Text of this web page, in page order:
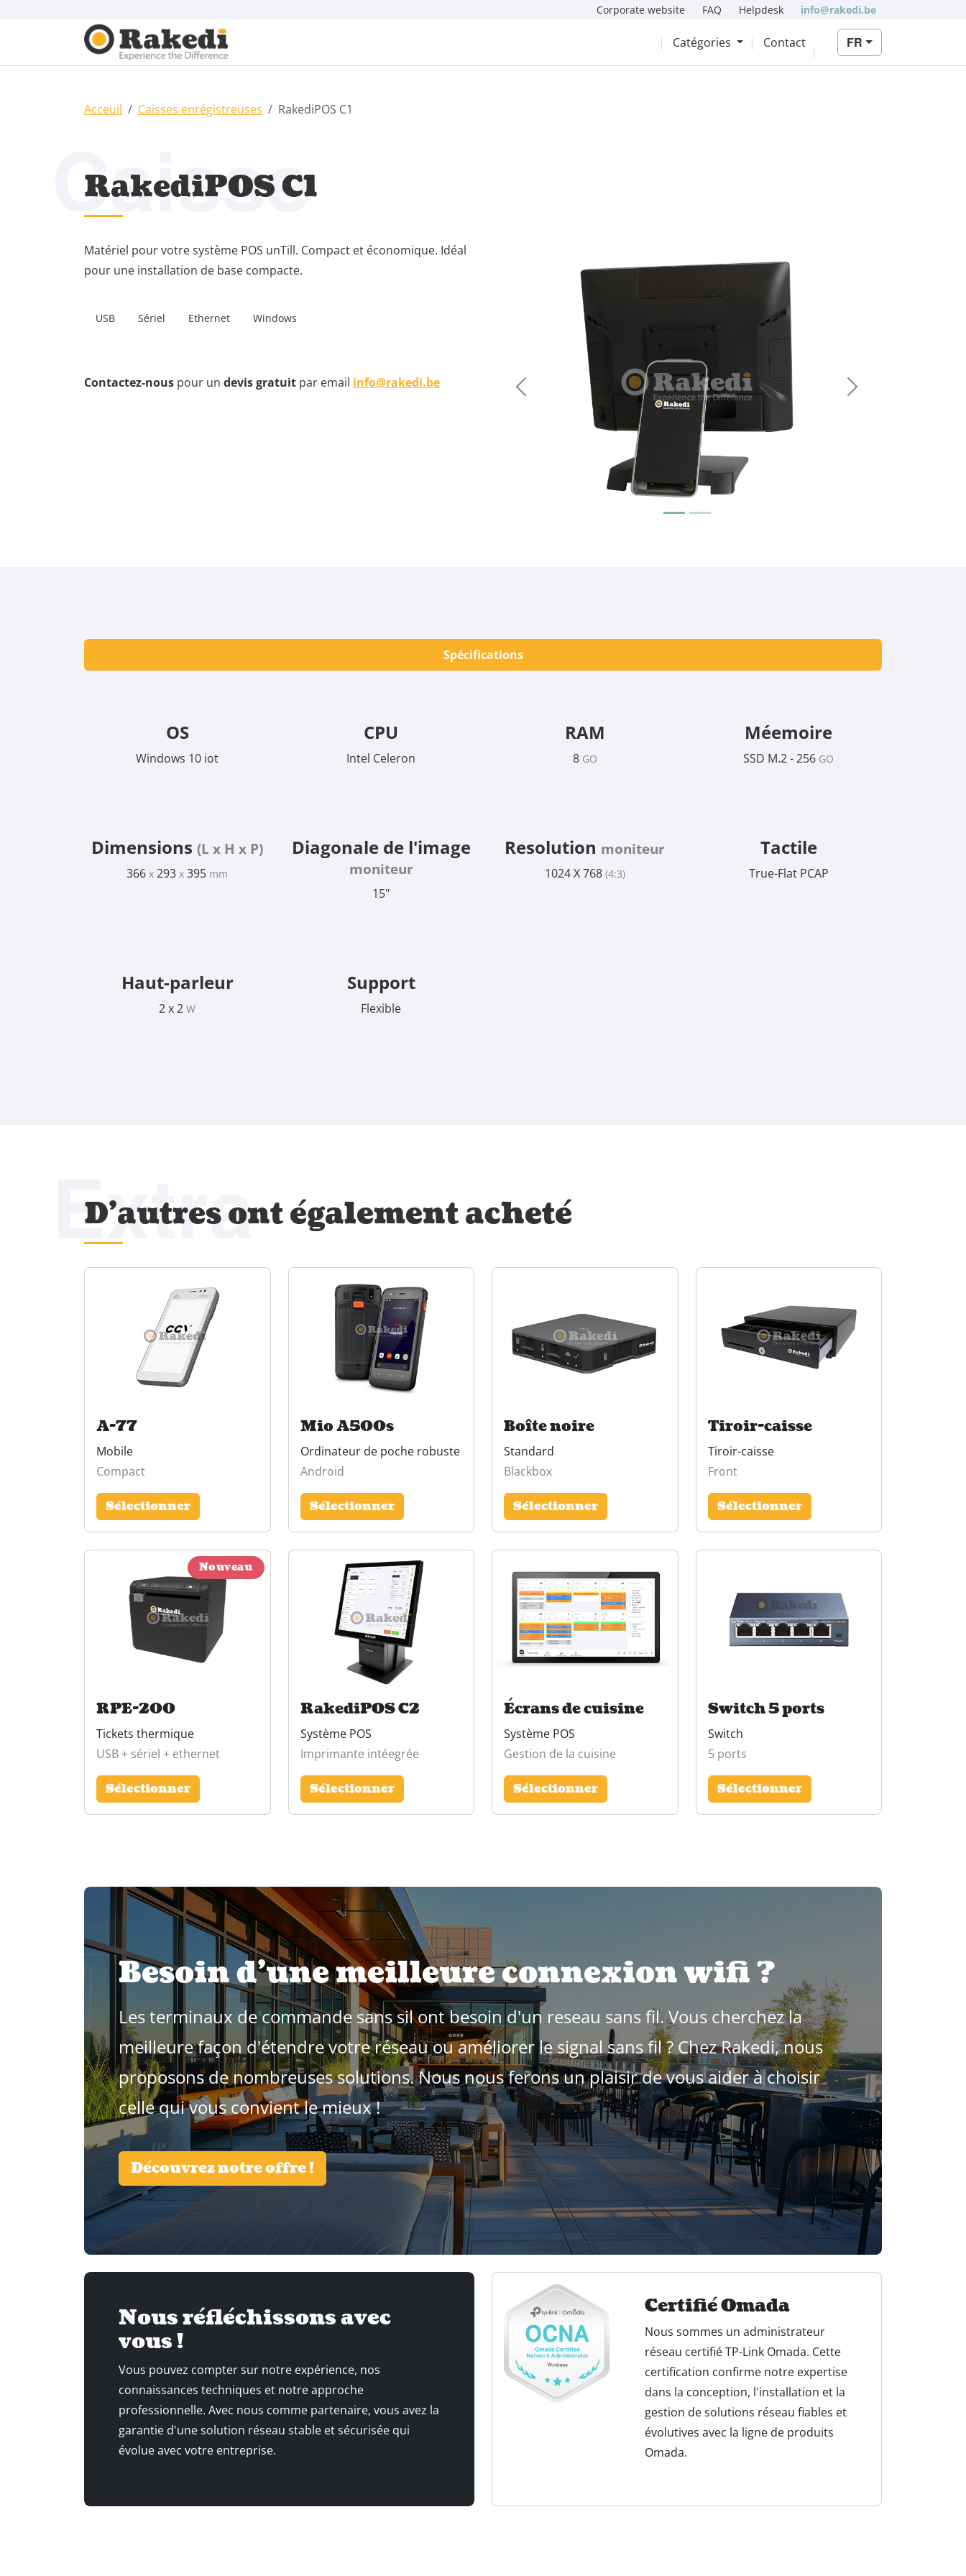
Corporate website FAQ Helpdesk info@rakedi.be
Catégories Contact FR
Acceuil Caisses enrégistreuses RakediPOS C1
RakediPOS C1
Caisse
Matériel pour votre système POS unTill. Compact et économique. Idéal
pour une installation de base compacte.
USB Sériel Ethernet Windows
Contactez-nous pour un devis gratuit par email info@rakedi.be
Précédent Suivant
Spécifications
OS
Windows 10 iot
CPU
Intel Celeron
RAM
8 GO
Méemoire
SSD M.2 - 256 GO
Dimensions(L x H x P)
366x 293x 395 mm
Diagonale de l'image
moniteur
15"
Resolution moniteur
1024 X 768 (4:3)
Tactile
True-Flat PCAP
Haut-parleur
2 x 2W
Support
Flexible
D'autres ont également acheté
Extra
A-77
Mobile
Compact
Sélectionner
Mio A500s
Ordinateur de poche robuste
Android
Sélectionner
Boîte noire
Standard
Blackbox
Sélectionner
Tiroir-caisse
Tiroir-caisse
Front
Sélectionner
Nouveau
RPE-200
Tickets thermique
USB + sériel + ethernet
Sélectionner
RakediPOS C2
Système POS
Imprimante intéegrée
Sélectionner
Écrans de cuisine
Système POS
Gestion de la cuisine
Sélectionner
Switch 5 ports
Switch
5 ports
Sélectionner
Besoin d'une meilleure connexion wifi ?
Les terminaux de commande sans sil ont besoin d'un reseau sans fil. Vous cherchez la
meilleure façon d'étendre votre réseau ou améliorer le signal sans fil ? Chez Rakedi, nous
proposons de nombreuses solutions. Nous nous ferons un plaisir de vous aider à choisir
celle qui vous convient le mieux !
Découvrez notre offre !
Nous réfléchissons avec
vous !
Vous pouvez compter sur notre expérience, nos
connaissances techniques et notre approche
professionnelle. Avec nous comme partenaire, vous avez la
garantie d'une solution réseau stable et sécurisée qui
évolue avec votre entreprise.
Certifié Omada
Nous sommes un administrateur
réseau certifié TP-Link Omada. Cette
certification confirme notre expertise
dans la conception, l'installation et la
gestion de solutions réseau fiables et
évolutives avec la ligne de produits
Omada.